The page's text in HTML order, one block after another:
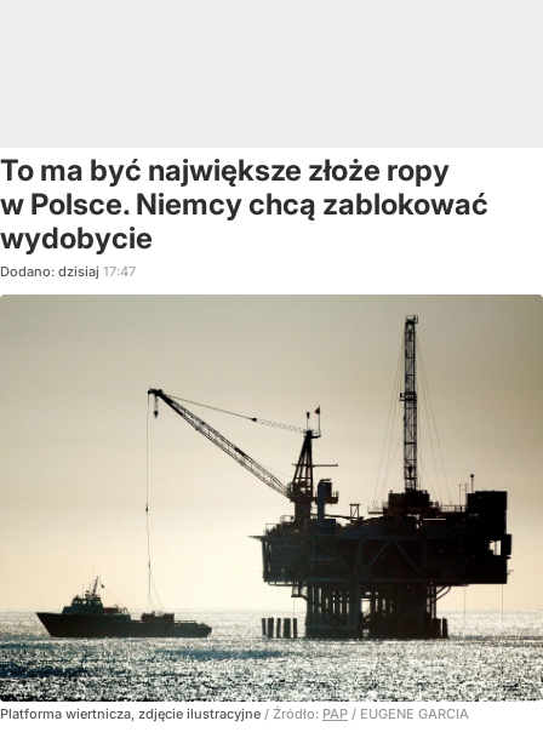
To ma być największe złoże ropy
w Polsce. Niemcy chcą zablokować
wydobycie
Dodano: dzisiaj 17:47
Platforma wiertnicza, zdjęcie ilustracyjne / Źródło: PAP / EUGENE GARCIA